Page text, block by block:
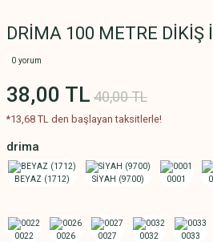
DRİMA 100 METRE DİKİŞ
0 yorum
38,00 TL 40,00 TL
*13,68 TL den başlayan taksitlerle!
drima